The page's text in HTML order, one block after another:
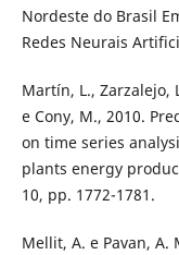
Nordeste do Brasil
Redes Neurais
Martín, L., Zarzalejo,
e Cony, M., 2010.
on time series
plants energy
10, pp. 1772-1781.
Mellit, A. e Pavan, A.